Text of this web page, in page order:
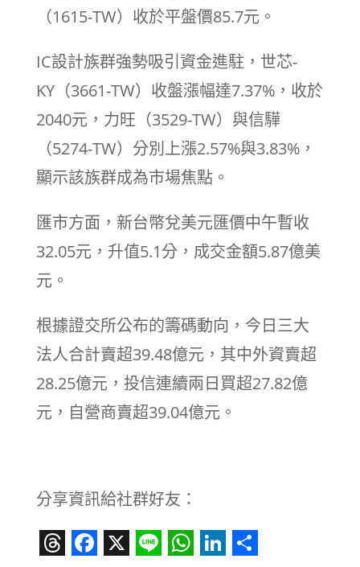
（1615-TW）收於平盤價85.7元。
IC設計族群強勢吸引資金進駐，世芯-
KY（3661-TW）收盤漲幅達7.37%，收於
2040元，力旺（3529-TW）與信驊
（5274-TW）分別上漲2.57%與3.83%，
顯示該族群成為市場焦點。
匯市方面，新台幣兌美元匯價中午暫收
32.05元，升值5.1分，成交金額5.87億美
元。
根據證交所公布的籌碼動向，今日三大
法人合計賣超39.48億元，其中外資賣超
28.25億元，投信連續兩日買超27.82億
元，自營商賣超39.04億元。
分享資訊給社群好友：